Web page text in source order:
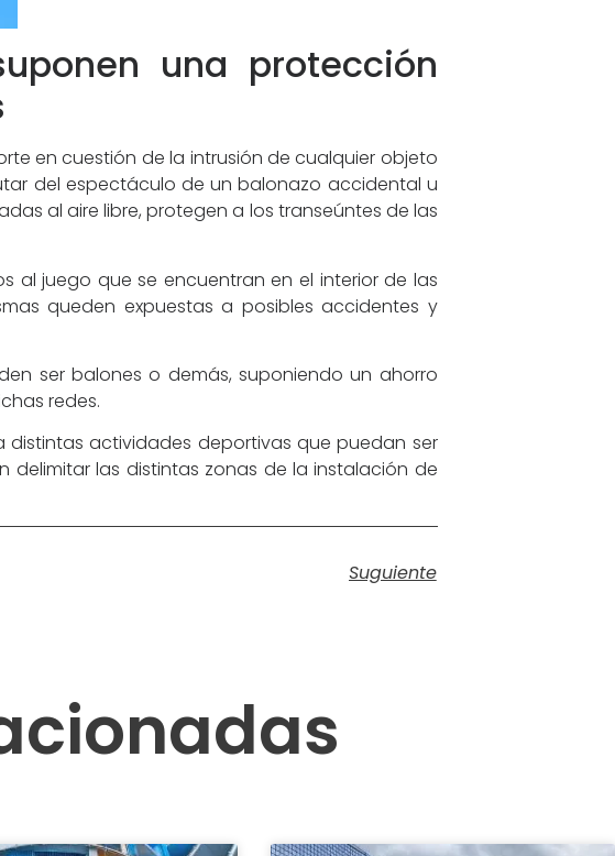
una protección
en cuestión de la intrusión de cualquier objeto
del espectáculo de un balonazo accidental u
al aire libre, protegen a los transeúntes de las
al juego que se encuentran en el interior de las
queden expuestas a posibles accidentes y
ser balones o demás, suponiendo un ahorro
redes.
distintas actividades deportivas que puedan ser
delimitar las distintas zonas de la instalación de
Suguiente